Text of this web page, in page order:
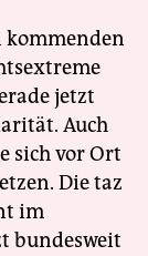
kommenden
jetzt
Auch
sich vor Ort
Die taz
im
bundesweit